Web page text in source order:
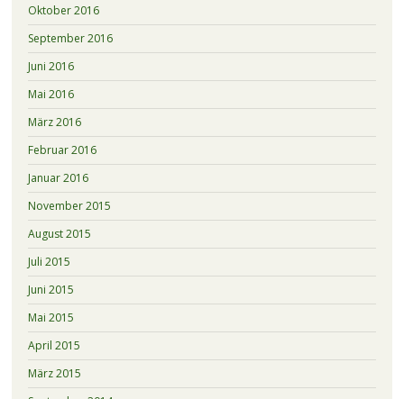
Oktober 2016
September 2016
Juni 2016
Mai 2016
März 2016
Februar 2016
Januar 2016
November 2015
August 2015
Juli 2015
Juni 2015
Mai 2015
April 2015
März 2015